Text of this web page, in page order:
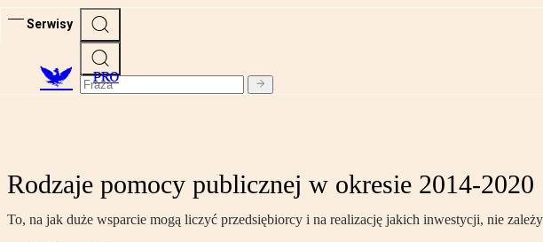
Serwisy
PRO
Rodzaje pomocy publicznej w okresie 2014-2020
To, na jak duże wsparcie mogą liczyć przedsiębiorcy i na realizację jakich inwestycji, nie